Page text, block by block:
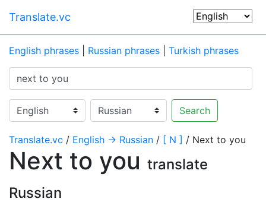
Translate.vc
English phrases Russian phrases Turkish phrases
Search
Translate.vc / English → Russian / [ N ] / Next to you
Next to you translate
Russian